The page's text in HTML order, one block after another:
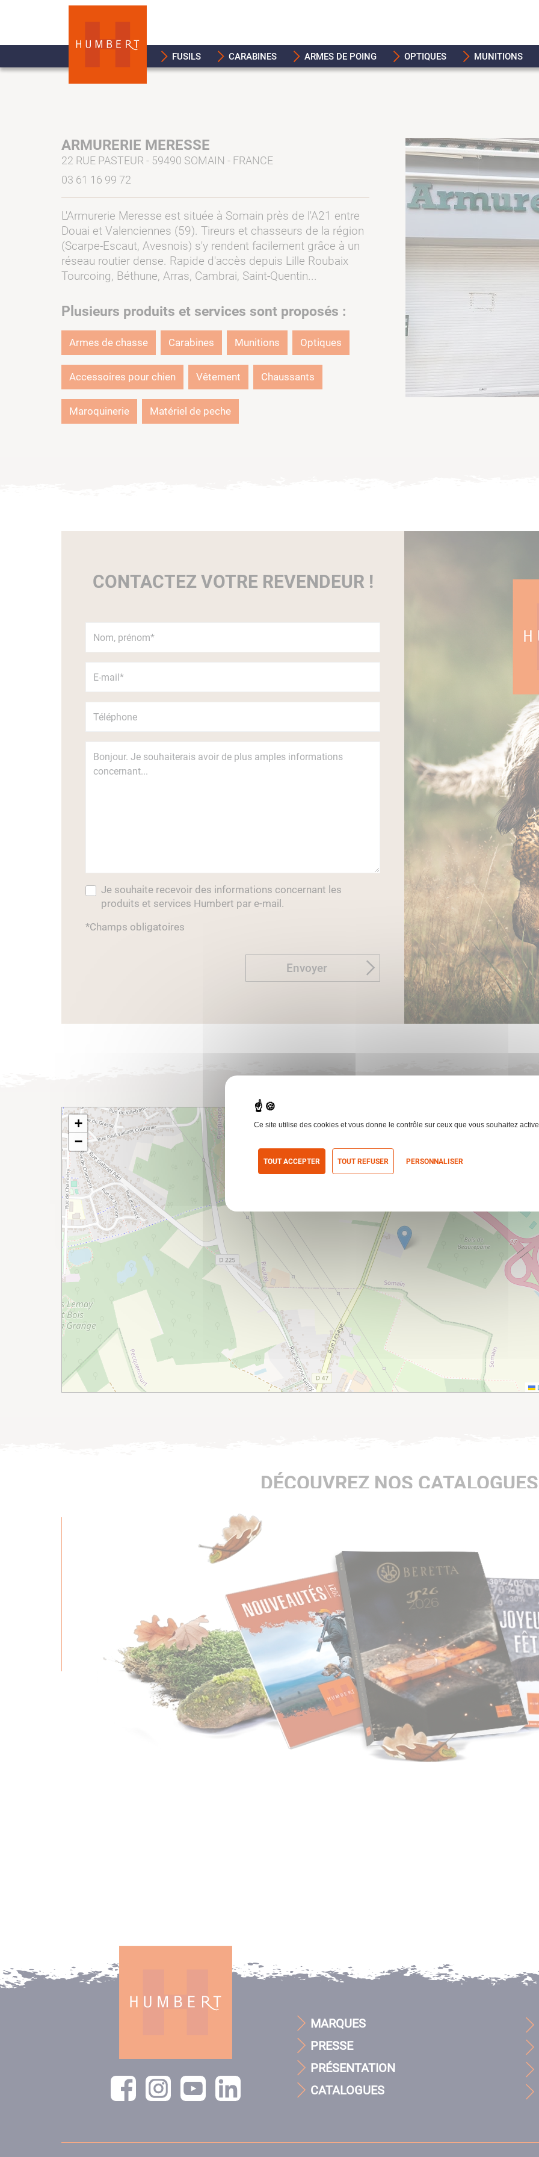
FUSILS CARABINES ARMES DE POING OPTIQUES MUNITIONS
ARMURERIE MERESSE
22 RUE PASTEUR - 59490 SOMAIN - FRANCE
03 61 16 99 72
L'Armurerie Meresse est située à Somain près de l'A21 entre
Douai et Valenciennes (59). Tireurs et chasseurs de la région
(Scarpe-Escaut, Avesnois) s'y rendent facilement grâce à un
réseau routier dense. Rapide d'accès depuis Lille Roubaix
Tourcoing, Béthune, Arras, Cambrai, Saint-Quentin...
Plusieurs produits et services sont proposés :
Armes de chasse Carabines Munitions Optiques
Accessoires pour chien Vêtement Chaussants
Maroquinerie Matériel de peche
CONTACTEZ VOTRE REVENDEUR !
Je souhaite recevoir des informations concernant les
produits et services Humbert par e-mail.
*Champs obligatoires
Envoyer
+
−
DÉCOUVREZ NOS
MARQUES
PRESSE
PRÉSENTATION
CATALOGUES
Ce site utilise des cookies et vous donne le contrôle sur ceux que vous souhaitez
TOUT ACCEPTER TOUT REFUSER PERSONNALISER